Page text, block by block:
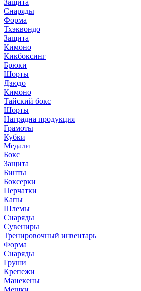
Защита
Снаряды
Форма
Тхэквондо
Защита
Кимоно
Кикбоксинг
Брюки
Шорты
Дзюдо
Кимоно
Тайский бокс
Шорты
Наградна продукция
Грамоты
Кубки
Медали
Бокс
Защита
Бинты
Боксерки
Перчатки
Капы
Шлемы
Снаряды
Сувениры
Тренировочный инвентарь
Форма
Снаряды
Груши
Крепежи
Манекены
Мешки